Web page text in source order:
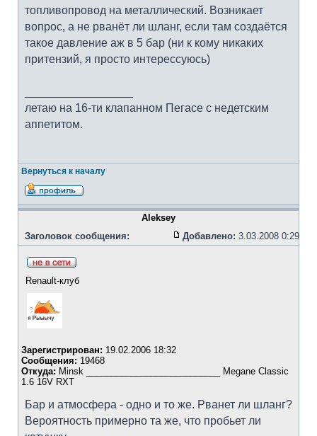
топливопровод на металлический. Возникает
вопрос, а не рванёт ли шланг, если там создаётся
такое давление аж в 5 бар (ни к кому никаких
притензий, я просто интерессуюсь)
летаю на 16-ти клапанном Пегасе с недетским
аппетитом.
Вернуться к началу
Aleksey
Заголовок сообщения:
Добавлено: 3.03.2008 0:29
Renault-клуб
Зарегистрирован: 19.02.2006 18:32
Сообщения: 19468
Откуда: Minsk ___________________________ Megane Classic
1.6 16V RXT
Бар и атмосфера - одно и то же. Рванет ли шланг?
Вероятность примерно та же, что пробьет ли